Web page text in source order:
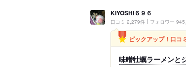
KIYOSHI６９６
口コミ 2,279件 フォロワー 945
ピックアップ！口コミ
味噌牡蠣ラーメンと